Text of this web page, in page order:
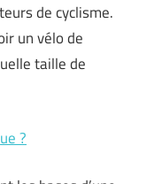
de cyclisme.
un vélo de
taille de
?